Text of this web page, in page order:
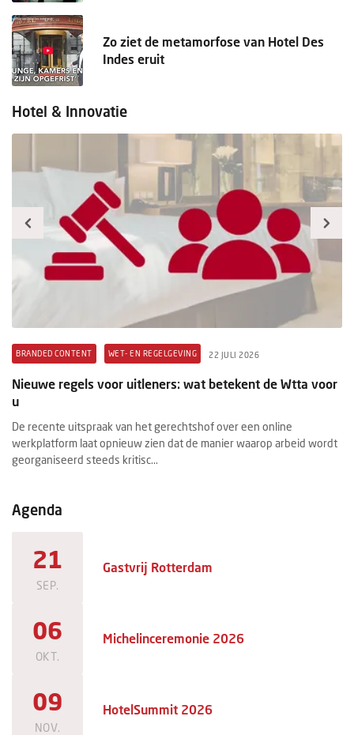
Zo ziet de metamorfose van Hotel Des
Indes eruit
Hotel & Innovatie
BRANDED CONTENT WET- EN REGELGEVING 22 JULI 2026
Nieuwe regels voor uitleners: wat betekent de Wtta voor
u
De recente uitspraak van het gerechtshof over een online
werkplatform laat opnieuw zien dat de manier waarop arbeid wordt
georganiseerd steeds kritisc...
Agenda
21
SEP.
Gastvrij Rotterdam
06
OKT.
Michelinceremonie 2026
09
NOV.
HotelSummit 2026